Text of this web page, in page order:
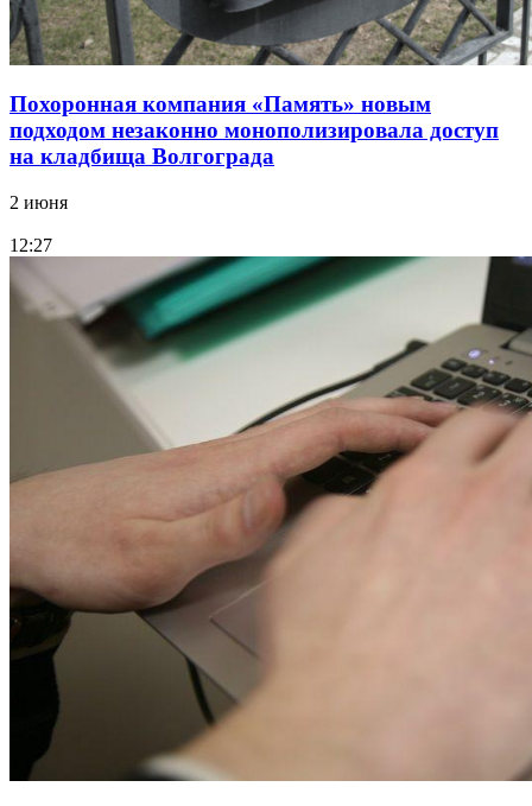
Похоронная компания «Память» новым
подходом незаконно монополизировала доступ
на кладбища Волгограда
2 июня
12:27